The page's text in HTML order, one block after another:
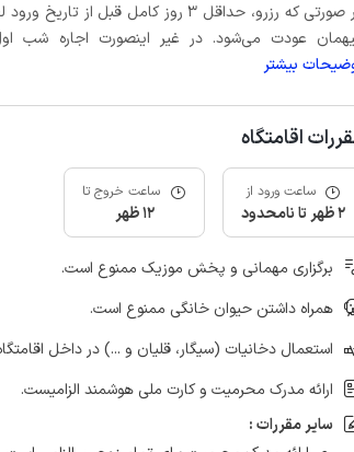
عودت می‌شود. در غیر اینصورت اجاره شب اول بعلاوه حداکثر 15 درصد
بیشتر
اقامتگاه
ساعت ورود از
2 ظهر تا نامحدود
ساعت خروج تا
12 ظهر
برگزاری مهمانی و پخش موزیک ممنوع است.
همراه داشتن حیوان خانگی ممنوع است.
استعمال دخانیات (سیگار، قلیان و ...) در داخل
ارائه مدرک محرمیت و کارت ملی هوشمند الزامیست.
سایر مقررات :